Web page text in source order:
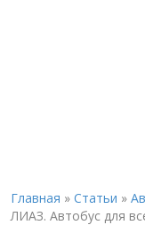
Главная » Статьи »
ЛИАЗ. Автобус для